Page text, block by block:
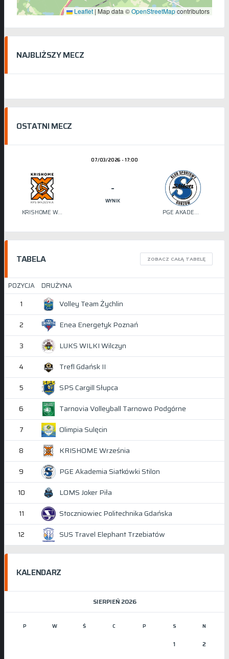
Leaflet | Map data ©OpenStreetMapcontributors
NAJBLIŻSZY MECZ
OSTATNI MECZ
07/03/2026 - 17:00
KRISHOME WRZEŚNIA PGE AKADEMIA SIATKÓWKI STILON
-
WYNIK
TABELA ZOBACZ CAŁĄ TABELĘ
POZYCJA
DRUŻYNA
1
Volley Team Żychlin
2 Enea Energetyk Poznań
3 LUKS WILKI Wilczyn
4 Trefl Gdańsk II
5 SPS Cargill Słupca
6 Tarnovia Volleyball Tarnowo Podgórne
7 Olimpia Sulęcin
8 KRISHOME Września
9 PGE Akademia Siatkówki Stilon
10 LOMS Joker Piła
11 Stoczniowiec Politechnika Gdańska
12 SUS Travel Elephant Trzebiatów
KALENDARZ
SIERPIEŃ 2026
P W Ś C P S N
1 2